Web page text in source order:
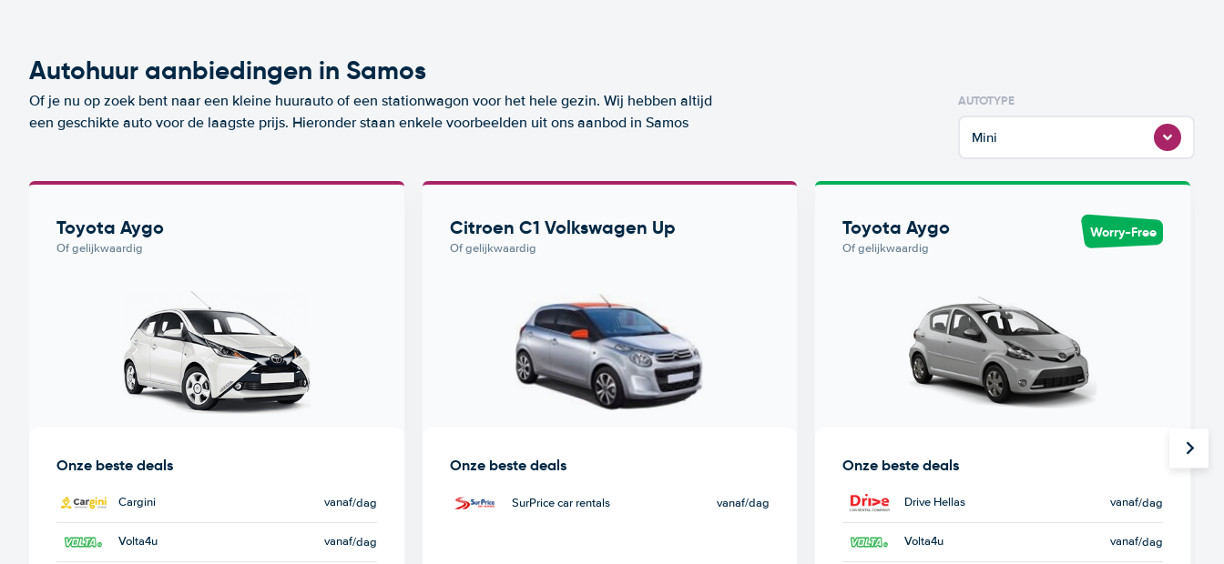
Autohuur aanbiedingen in Samos
Of je nu op zoek bent naar een kleine huurauto of een stationwagon voor het hele gezin. Wij hebben altijd
een geschikte auto voor de laagste prijs. Hieronder staan enkele voorbeelden uit ons aanbod in Samos
AUTOTYPE
Mini
Toyota Aygo
Of gelijkwaardig
Onze beste deals
Cargini vanaf/dag
Volta4u vanaf/dag
Citroen C1 Volkswagen Up
Of gelijkwaardig
Onze beste deals
SurPrice car rentals vanaf/dag
Toyota Aygo
Of gelijkwaardig
Worry-Free
Onze beste deals
Drive Hellas vanaf/dag
Volta4u vanaf/dag